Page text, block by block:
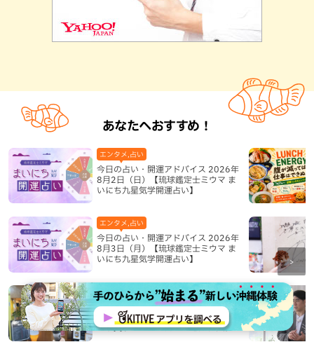
あなたへおすすめ！
今日の占い・開運アドバイス 2026年
8月2日（日）【琉球鑑定士ミウマ ま
いにち九星気学開運占い】
エンタメ,占い
今日の占い・開運アドバイス 2026年
8月3日（月）【琉球鑑定士ミウマ ま
いにち九星気学開運占い】
エンタメ,占い
行列ができる理由に納得！「新垣珈
琲」の自家焙煎コーヒーソフトクリー
ム＆炙りマシュマロのスモアラテが絶
グルメ,スイーツ,八重瀬町,本島南部